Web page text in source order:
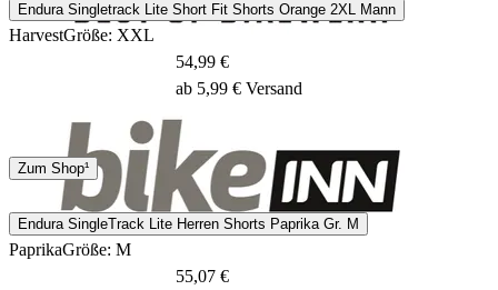
Endura Singletrack Lite Short Fit Shorts Orange 2XL Mann
HarvestGröße: XXL
DPD
2 - 4 Tage
54,99 €
ab 5,99 € Versand
Zum Shop¹
Endura SingleTrack Lite Herren Shorts Paprika Gr. M
PaprikaGröße: M
55,07 €